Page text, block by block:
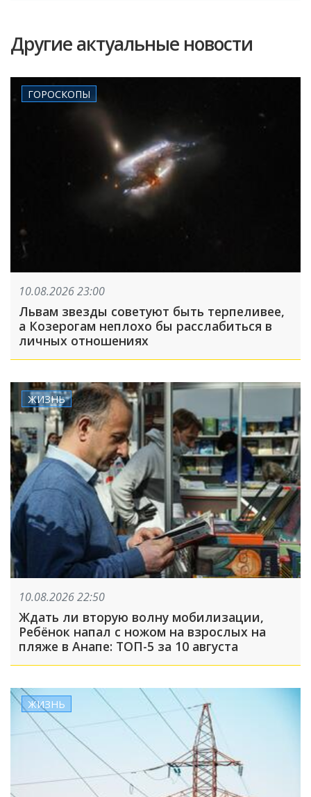
Другие актуальные новости
ГОРОСКОПЫ
10.08.2026 23:00
Львам звезды советуют быть терпеливее,
а Козерогам неплохо бы расслабиться в
личных отношениях
ЖИЗНЬ
10.08.2026 22:50
Ждать ли вторую волну мобилизации,
Ребёнок напал с ножом на взрослых на
пляже в Анапе: ТОП-5 за 10 августа
ЖИЗНЬ